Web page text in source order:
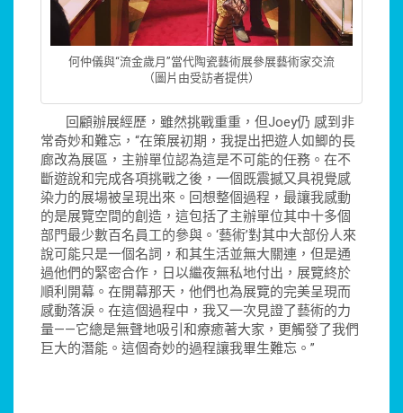
何仲儀與“流金歲月”當代陶瓷藝術展參展藝術家交流
（圖片由受訪者提供）
回顧辦展經歷，雖然挑戰重重，但Joey仍 感到非
常奇妙和難忘，“在策展初期，我提出把遊人如鯽的長
廊改為展區，主辦單位認為這是不可能的任務。在不
斷遊說和完成各項挑戰之後，一個既震撼又具視覺感
染力的展場被呈現出來。回想整個過程，最讓我感動
的是展覽空間的創造，這包括了主辦單位其中十多個
部門最少數百名員工的參與。‘藝術’對其中大部份人來
說可能只是一個名詞，和其生活並無大關連，但是通
過他們的緊密合作，日以繼夜無私地付出，展覽終於
順利開幕。在開幕那天，他們也為展覽的完美呈現而
感動落淚。在這個過程中，我又一次見證了藝術的力
量——它總是無聲地吸引和療癒著大家，更觸發了我們
巨大的潛能。這個奇妙的過程讓我畢生難忘。”